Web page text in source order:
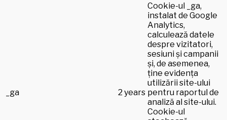
_ga 2 years
Cookie-ul _ga,
instalat de Google
Analytics,
calculează datele
despre vizitatori,
sesiuni și campanii
și, de asemenea,
ține evidența
utilizării site-ului
pentru raportul de
analiză al site-ului.
Cookie-ul